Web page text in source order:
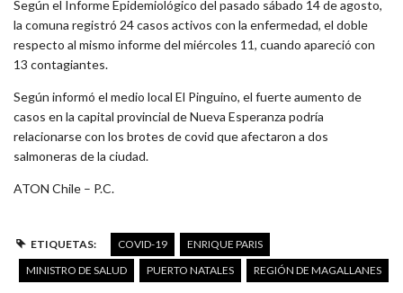
Según el Informe Epidemiológico del pasado sábado 14 de agosto,
la comuna registró 24 casos activos con la enfermedad, el doble
respecto al mismo informe del miércoles 11, cuando apareció con
13 contagiantes.
Según informó el medio local El Pinguino, el fuerte aumento de
casos en la capital provincial de Nueva Esperanza podría
relacionarse con los brotes de covid que afectaron a dos
salmoneras de la ciudad.
ATON Chile – P.C.
ETIQUETAS: COVID-19
ENRIQUE PARIS
MINISTRO DE SALUD
PUERTO NATALES REGIÓN DE MAGALLANES